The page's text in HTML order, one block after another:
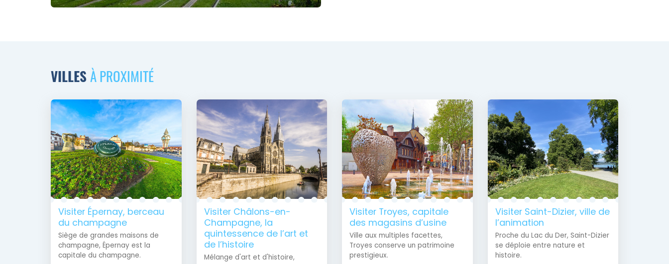
VILLESÀ PROXIMITÉ
Visiter Épernay, berceau
du champagne
Siège de grandes maisons de
champagne, Épernay est la
capitale du champagne.
Visiter Châlons-en-
Champagne, la
quintessence de l’art et
de l’histoire
Mélange d'art et d'histoire,
Visiter Troyes, capitale
des magasins d’usine
Ville aux multiples facettes,
Troyes conserve un patrimoine
prestigieux.
Visiter Saint-Dizier, ville de
l’animation
Proche du Lac du Der, Saint-Dizier
se déploie entre nature et
histoire.